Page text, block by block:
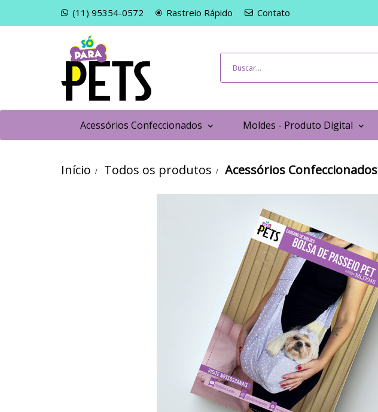
(11) 95354-0572 Rastreio Rápido Contato
Acessórios Confeccionados Moldes - Produto Digital
Início Todos os produtos Acessórios Confeccionados